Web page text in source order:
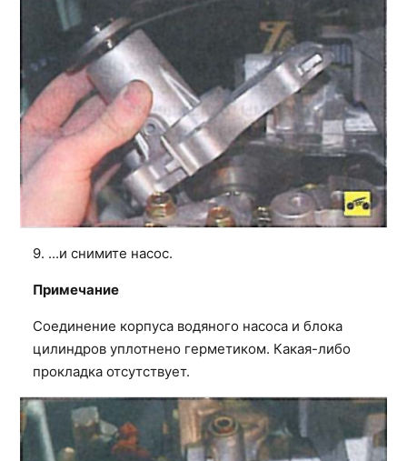
9. ...и снимите насос.
Примечание
Соединение корпуса водяного насоса и блока
цилиндров уплотнено герметиком. Какая-либо
прокладка отсутствует.